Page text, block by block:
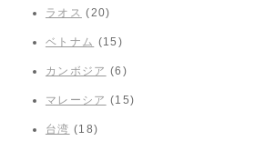
ラオス (20)
ベトナム (15)
カンボジア (6)
マレーシア (15)
台湾 (18)